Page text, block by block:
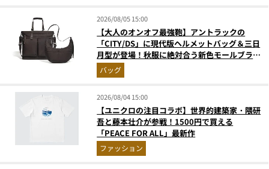
2026/08/05 15:00
【大人のオンオフ最強鞄】アントラックの
「CITY/DS」に現代版ヘルメットバッグ＆三日
月型が登場！秋服に絶対合う新色モールブラウ
ンが傑作
バッグ
2026/08/04 15:00
【ユニクロの注目コラボ】世界的建築家・隈研
吾と藤本壮介が参戦！1500円で買える
「PEACE FOR ALL」最新作
ファッション